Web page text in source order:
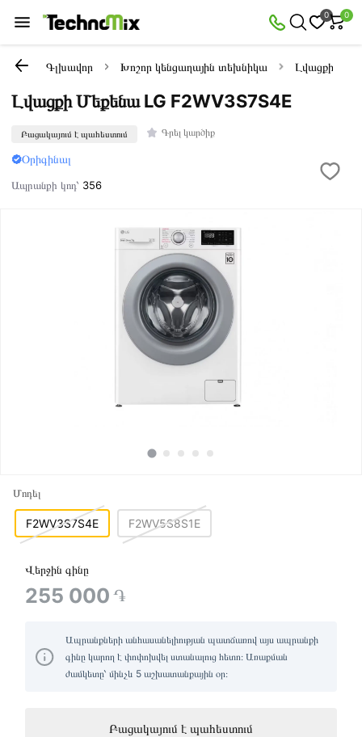
0 0
Գլխավոր Խոշոր կենցաղային տեխնիկա Լվացքի
Լվացքի Մեքենա LG F2WV3S7S4E
Բացակայում է պահեստում Գրել կարծիք
Օրիգինալ
Ապրանքի կոդ՝ 356
Մոդել
F2WV3S7S4E F2WV5S8S1E
Վերջին գինը
255 000 ֏
Ապրանքների անհասանելիության պատճառով այս ապրանքի
գինը կարող է փոփոխվել ստանալուց հետո։ Առաքման
ժամկետը՝ մինչև 5 աշխատանքային օր։
Բացակայում է պահեստում